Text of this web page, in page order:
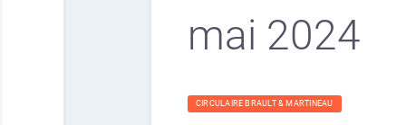
mai 2024
CIRCULAIRE BRAULT & MARTINEAU